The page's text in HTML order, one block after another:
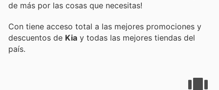
de más por las cosas que necesitas!
Con tiene acceso total a las mejores promociones y
descuentos de Kia y todas las mejores tiendas del
país.